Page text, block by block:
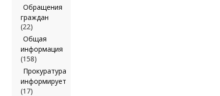
Обращения
граждан
(22)
Общая
информация
(158)
Прокуратура
информирует
(17)